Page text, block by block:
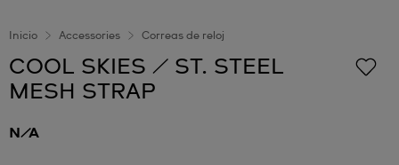
Inicio Accessories Correas de reloj
COOL SKIES / ST. STEEL
MESH STRAP
N/A